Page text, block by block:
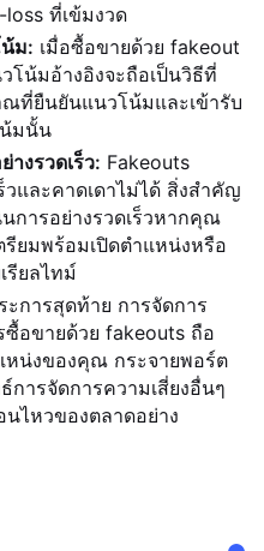
ที่เข้มงวด
ม: เมื่อซื้อขายด้วย fakeout
น้มอ้างอิงจะถือเป็นวิธีที่
ที่ยืนยันแนวโน้มและเข้ารับ
มนั้น
างรวดเร็ว: Fakeouts
วและคาดเดาไม่ได้ สิ่งสำคัญ
การอย่างรวดเร็วหากคุณ
รียมพร้อมเปิดตำแหน่งหรือ
รียลไทม์
ะการสุดท้าย การจัดการ
อขายด้วย fakeouts ถือ
น่งของคุณ กระจายพอร์ต
ารจัดการความเสี่ยงอื่นๆ
นไหวของตลาดอย่าง